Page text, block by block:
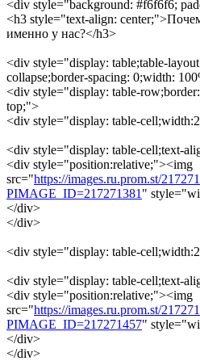
<div style="background: #f6f6f6;
<h3 style="text-align:
именно у нас?</h3>
<div style="display: table;table-
collapse;border-spacing: 0;width:
<div style="display: table-
top;">
<div style="display: table-
<div style="display: table-cell;text-
<div style="position:relative;"><img
src="https://images.ru.prom.st/
PIMAGE_ID=217271381 "
</div>
</div>
<div style="display: table-
<div style="display: table-cell;text-
<div style="position:relative;"><img
src="https://images.ru.prom.st/
PIMAGE_ID=217271457"
</div>
</div>